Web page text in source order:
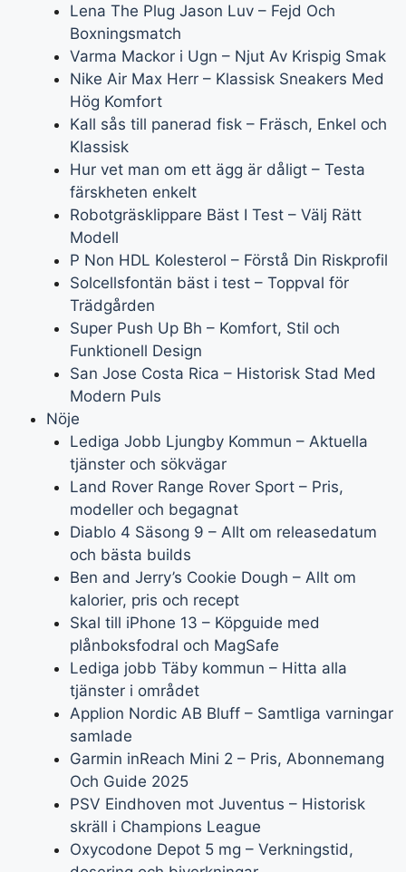
Lena The Plug Jason Luv – Fejd Och
Boxningsmatch
Varma Mackor i Ugn – Njut Av Krispig Smak
Nike Air Max Herr – Klassisk Sneakers Med
Hög Komfort
Kall sås till panerad fisk – Fräsch, Enkel och
Klassisk
Hur vet man om ett ägg är dåligt – Testa
färskheten enkelt
Robotgräsklippare Bäst I Test – Välj Rätt
Modell
P Non HDL Kolesterol – Förstå Din Riskprofil
Solcellsfontän bäst i test – Toppval för
Trädgården
Super Push Up Bh – Komfort, Stil och
Funktionell Design
San Jose Costa Rica – Historisk Stad Med
Modern Puls
Nöje
Lediga Jobb Ljungby Kommun – Aktuella
tjänster och sökvägar
Land Rover Range Rover Sport – Pris,
modeller och begagnat
Diablo 4 Säsong 9 – Allt om releasedatum
och bästa builds
Ben and Jerry’s Cookie Dough – Allt om
kalorier, pris och recept
Skal till iPhone 13 – Köpguide med
plånboksfodral och MagSafe
Lediga jobb Täby kommun – Hitta alla
tjänster i området
Applion Nordic AB Bluff – Samtliga varningar
samlade
Garmin inReach Mini 2 – Pris, Abonnemang
Och Guide 2025
PSV Eindhoven mot Juventus – Historisk
skräll i Champions League
Oxycodone Depot 5 mg – Verkningstid,